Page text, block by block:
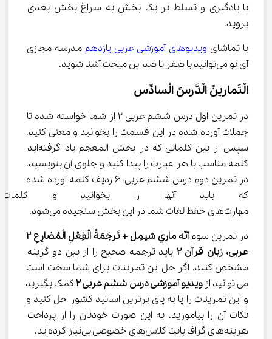
با یادگیری و تسلط بر یک بخش به سراغ بخش بعدی
بروید.
با تماشای ویدیوهای آموزشی عربی یازدهم مدرسه مجازی
آی نو می‌توانید با صفر تا صد این مبحث آشنا شوید.
الْتَمارینً الْدَّرسً الْسادِّس
در تمرین اول درس ششم عربی ۲ از شما خواسته شده تا
جملات آورده شده در این قسمت را بخوانید و معنی کنید.
سپس از بین کلماتی که در بخش المعجم یاد گرفته‌اید
کلمه مناسب با هر عبارت را پیدا کنید و جلوی آن بنویسید.
در تمرین دوم درس ششم عربی، ۶ ردیف کلمه آورده شده
که باید آنها را بخوانید و
مهارت‌های حفظ لغات شما در این بخش سنجیده می‌شود.
در تمرین سوم
عربی، زبان قرآن ۲ باید ترجمه صحیح را از بین دو گزینه
مشخص کنید. اگر حل این تمرینات برای شما سخت است
می توانید از ویدیو آموزشی درس ششم عربی ۲ کمک بگیرید
و این تمرینات را پا به پای برترین اساتید کشور حل کنید و
نکات آن را بیاموزید. به این صورت خودتان را از پرداخت
هزینه‌های گزاف بابت کلاس‌های خصوصی بی‌نیاز کرده‌اید.